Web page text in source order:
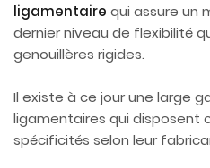
ligamentaire qui assure un
dernier niveau de flexibilité
genouillères rigides.
Il existe à ce jour une large
ligamentaires qui disposent
spécificités selon leur